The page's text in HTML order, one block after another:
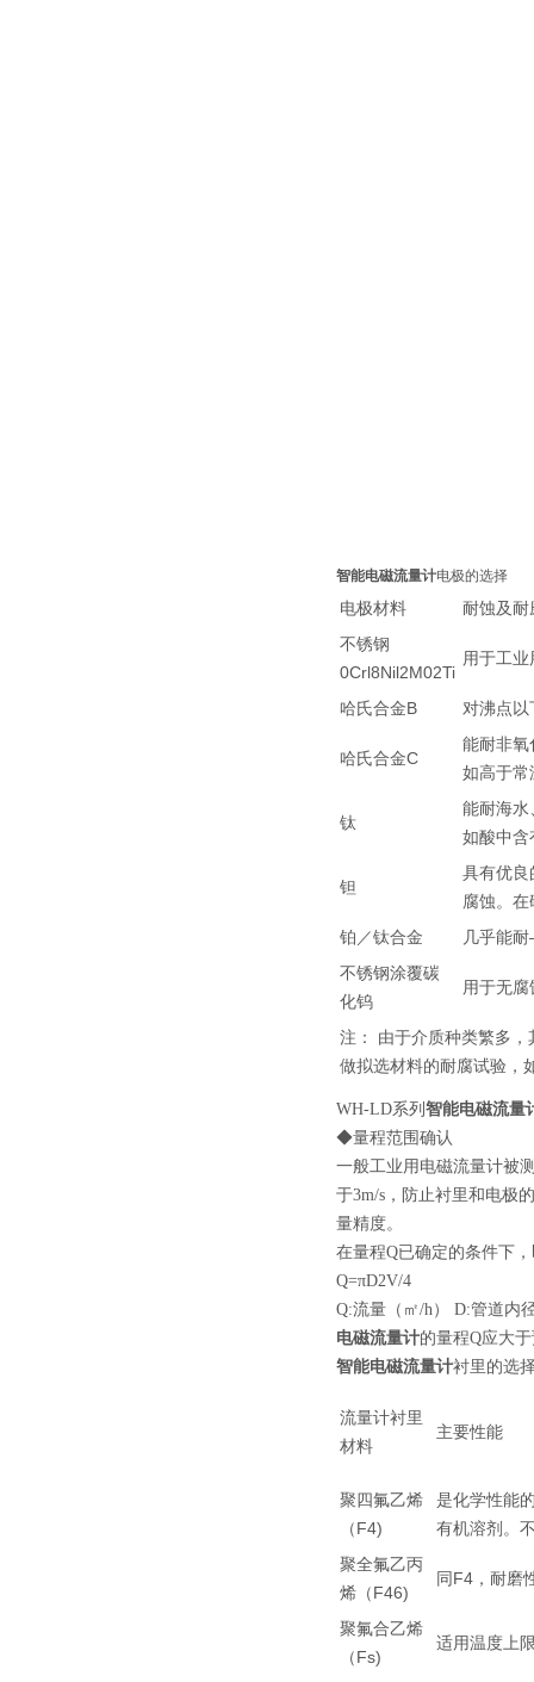
智能电磁流量计电极的选择
电极材料
耐蚀及耐
不锈钢
0Crl8Nil2M02Ti
用于工
哈氏合金B 对沸点
哈氏合金C
能耐非氧
如高于常
钛
能耐海水
如酸中含
钽
具有优
腐蚀。
铂／钛合金
几乎能
不锈钢涂覆碳
化钨
用于无
注： 由于介质种类繁多
做拟选材料的耐腐试验，
WH-LD系列 智能电磁流量
◆量程范围确认
一般工业用电磁流量计被
于3m/s，防止衬里和电极
量精度。
在量程Q已确定的条件下
Q=πD2V/4
Q:流量（㎡/h） D:管道内
电磁流量计的量程Q应大
智能电磁流量计衬里的选
流量计衬里
材料
主要性能
聚四氟乙烯
（F4)
是化学性能
有机溶剂。
聚全氟乙丙
烯（F46)
同F4，耐磨
聚氟合乙烯
（Fs)
适用温度上